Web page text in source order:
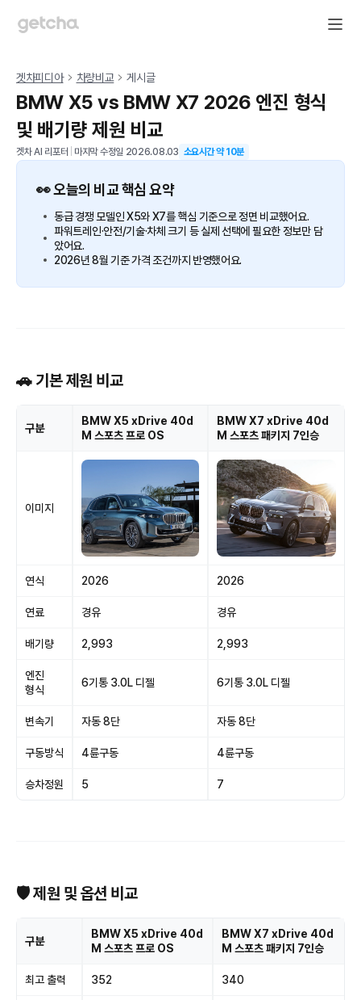
겟차피디아 차량비교 게시글
BMW X5 vs BMW X7 2026 엔진 형식
및 배기량 제원 비교
겟차 AI 리포터 마지막 수정일 2026.08.03 소요시간 약10분
👀 오늘의 비교 핵심 요약
동급 경쟁 모델인 X5와 X7를 핵심 기준으로 정면 비교했어요.
파워트레인·안전/기술·차체 크기 등 실제 선택에 필요한 정보만 담
았어요.
2026년 8월 기준 가격 조건까지 반영했어요.
🚗 기본 제원 비교
구분
BMW X5 xDrive 40d
M 스포츠 프로 OS
BMW X7 xDrive 40d
M 스포츠 패키지 7인승
이미지
연식 2026 2026
연료 경유 경유
배기량 2,993 2,993
엔진
형식
6기통 3.0L 디젤 6기통 3.0L 디젤
변속기 자동 8단 자동 8단
구동방식 4륜구동 4륜구동
승차정원 5 7
🛡 제원 및 옵션 비교
구분
BMW X5 xDrive 40d
M 스포츠 프로 OS
BMW X7 xDrive 40d
M 스포츠 패키지 7인승
최고 출력 352 340